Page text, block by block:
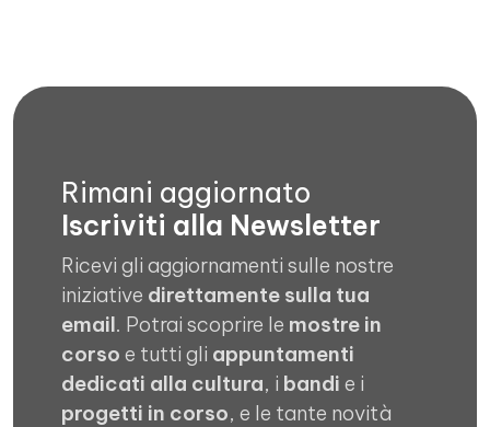
Rimani aggiornato
Iscriviti alla Newsletter
Ricevi gli aggiornamenti sulle nostre
iniziative direttamente sulla tua
email. Potrai scoprire le mostre in
corso e tutti gli appuntamenti
dedicati alla cultura, i bandi e i
progetti in corso, e le tante novità